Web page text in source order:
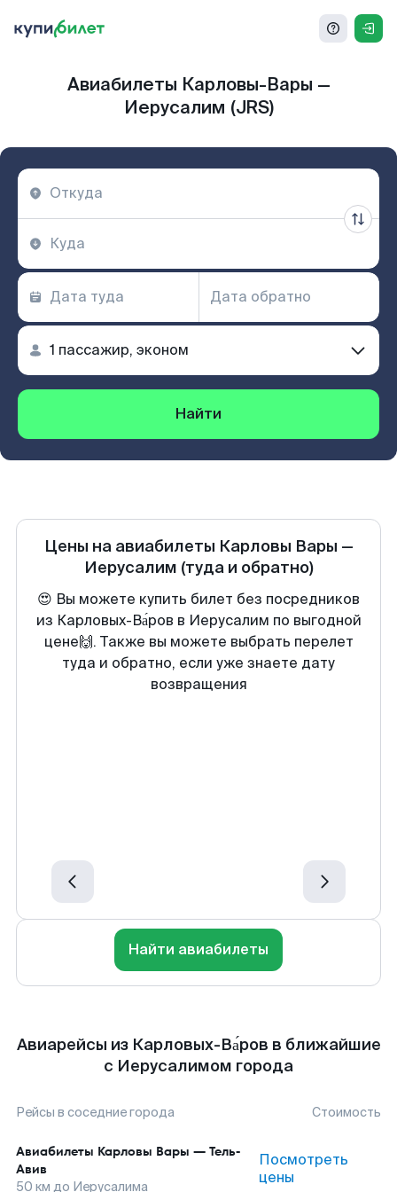
Авиабилеты Карловы-Вары —
Иерусалим (JRS)
Найти
Цены на авиабилеты Карловы Вары —
Иерусалим (туда и обратно)
😍 Вы можете купить билет без посредников
из Карловых-Ва́ров в Иерусалим по выгодной
цене🙌. Также вы можете выбрать перелет
туда и обратно, если уже знаете дату
возвращения
Найти авиабилеты
Авиарейсы из Карловых-Ва́ров в ближайшие
с Иерусалимом города
Рейсы в соседние города Стоимость
Авиабилеты Карловы Вары — Тель-
Авив
50 км до Иерусалима
Посмотреть
цены